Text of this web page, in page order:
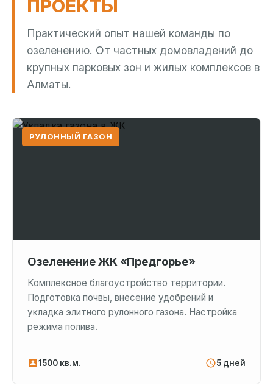
ПРОЕКТЫ
Практический опыт нашей команды по
озеленению. От частных домовладений до
крупных парковых зон и жилых комплексов в
Алматы.
РУЛОННЫЙ ГАЗОН
Озеленение ЖК «Предгорье»
Комплексное благоустройство территории.
Подготовка почвы, внесение удобрений и
укладка элитного рулонного газона. Настройка
режима полива.
1500 кв.м. 5 дней